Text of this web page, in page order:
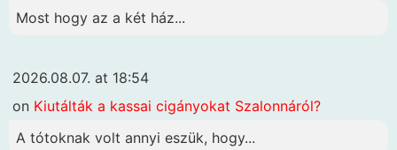
Most hogy az a két ház...
2026.08.07. at 18:54
on Kiutálták a kassai cigányokat Szalonnáról?
A tótoknak volt annyi eszük, hogy...